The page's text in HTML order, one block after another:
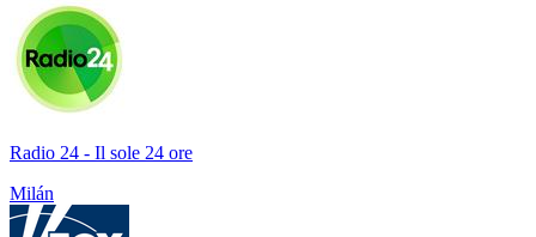
Radio 24 - Il sole 24 ore
Milán